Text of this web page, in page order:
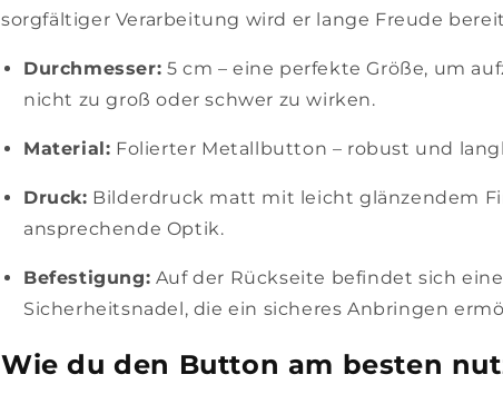
sorgfältiger Verarbeitung wird er lange Freude
Durchmesser: 5 cm – eine perfekte Größe, um
nicht zu groß oder schwer zu wirken.
Material: Folierter Metallbutton – robust und
Druck: Bilderdruck matt mit leicht glänzendem
ansprechende Optik.
Befestigung: Auf der Rückseite befindet sich
Sicherheitsnadel, die ein sicheres Anbringen
Wie du den Button am besten